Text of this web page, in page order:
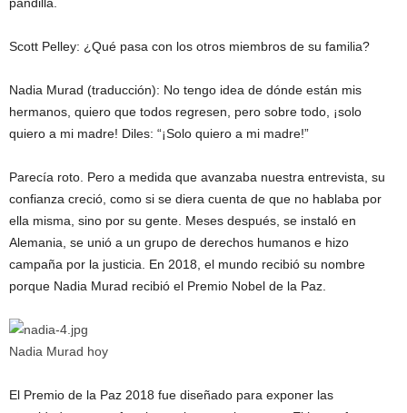
Scott Pelley: ¿Qué pasa con los otros miembros de su familia?
Nadia Murad (traducción): No tengo idea de dónde están mis
hermanos, quiero que todos regresen, pero sobre todo, ¡solo
quiero a mi madre! Diles: “¡Solo quiero a mi madre!”
Parecía roto. Pero a medida que avanzaba nuestra entrevista, su
confianza creció, como si se diera cuenta de que no hablaba por
ella misma, sino por su gente. Meses después, se instaló en
Alemania, se unió a un grupo de derechos humanos e hizo
campaña por la justicia. En 2018, el mundo recibió su nombre
porque Nadia Murad recibió el Premio Nobel de la Paz.
Nadia Murad hoy
El Premio de la Paz 2018 fue diseñado para exponer las